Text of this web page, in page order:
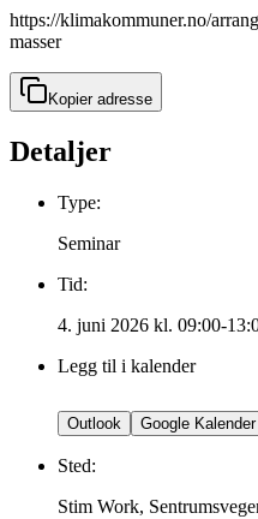
https://klimakommuner.no/
masser
Kopier adresse
Detaljer
Type:
Seminar
Tid:
4. juni 2026 kl. 09:00-
Legg til i kalender
Outlook Google Kalender
Sted:
Stim Work,